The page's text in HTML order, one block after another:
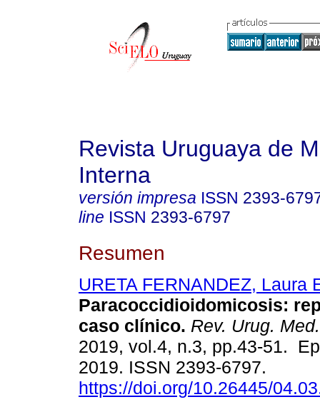
Revista Uruguaya de
Interna
versión impresa ISSN 2393-
line ISSN 2393-6797
Resumen
URETA FERNANDEZ, Laura
Paracoccidioidomicosis:
caso clínico. Rev. Urug.
2019, vol.4, n.3, pp.43-51.
2019. ISSN 2393-6797.
https://doi.org/10.26445/